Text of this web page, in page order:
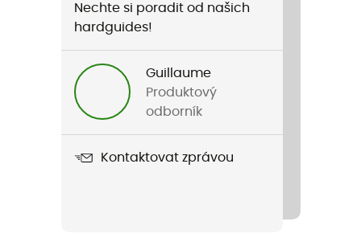
Název produktu
Nechte si poradit od našich
hardguides!
Guillaume
Produktový
odborník
Kontaktovat zprávou